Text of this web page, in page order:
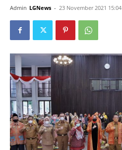
Admin LGNews - 23 November 2021 15:04